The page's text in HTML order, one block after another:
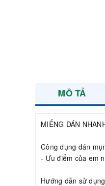
MÔ TẢ
MIẾNG DÁN
Công dụng dán
- Ưu điểm của em
Hướng dẫn sử